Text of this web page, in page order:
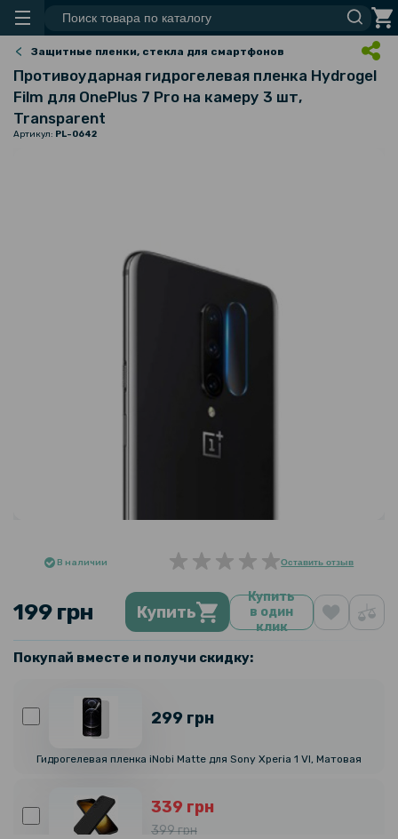
Защитные пленки, стекла для смартфонов
Противоударная гидрогелевая пленка Hydrogel
Film для OnePlus 7 Pro на камеру 3 шт,
Transparent
Артикул: PL-0642
В наличии Оставить отзыв
199 грн Купить
Купить
в один
клик
Покупай вместе и получи скидку:
299 грн
Гидрогелевая пленка iNobi Matte для Sony Xperia 1 VI, Матовая
339 грн
399 грн